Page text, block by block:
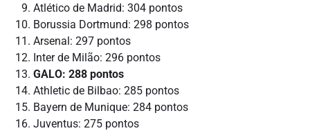
Atlético de Madrid: 304 pontos
Borussia Dortmund: 298 pontos
Arsenal: 297 pontos
Inter de Milão: 296 pontos
GALO: 288 pontos
Athletic de Bilbao: 285 pontos
Bayern de Munique: 284 pontos
Juventus: 275 pontos